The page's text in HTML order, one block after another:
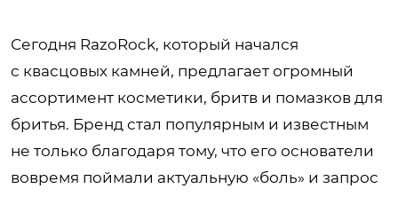
Сегодня RazoRock, который начался
с квасцовых камней, предлагает огромный
ассортимент косметики, бритв и помазков для
бритья. Бренд стал популярным и известным
не только благодаря тому, что его основатели
вовремя поймали актуальную «боль» и запрос